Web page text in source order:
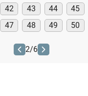
42 43 44
45
47 48 49 50
2/6